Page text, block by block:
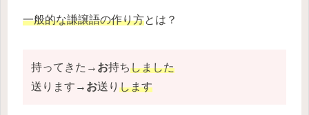
一般的な謙譲語の作り方とは？
持ってきた→ お持ちしました
送ります→ お送り します